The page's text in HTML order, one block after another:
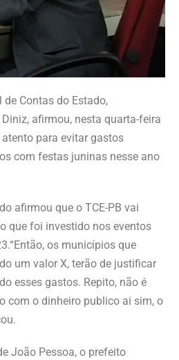
de Contas do Estado,
afirmou, nesta quarta-feira
para evitar gastos
com festas juninas nesse ano
afirmou que o TCE-PB vai
que foi investido nos eventos
os municípios que
um valor X, terão de justificar
esses gastos. Repito, não é
com o dinheiro publico ai sim, o
João Pessoa, o prefeito